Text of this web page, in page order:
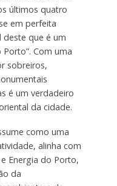
últimos quatro
em perfeita
que é um
Com uma
sobreiros,
é um verdadeiro
da cidade.
como uma
alinha com
Energia do Porto,
da